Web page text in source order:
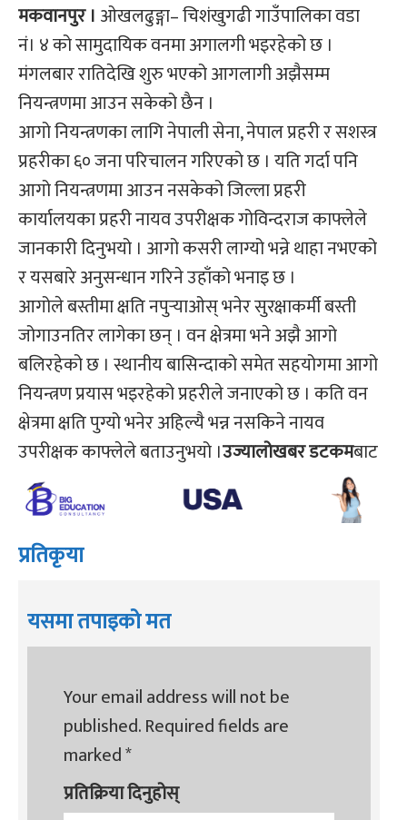
मकवानपुर । ओखलढुङ्गा– चिशंखुगढी गाउँपालिका वडा
नं। ४ को सामुदायिक वनमा अगालगी भइरहेको छ ।
मंगलबार रातिदेखि शुरु भएको आगलागी अझैसम्म
नियन्त्रणमा आउन सकेको छैन ।
आगो नियन्त्रणका लागि नेपाली सेना, नेपाल प्रहरी र सशस्त्र
प्रहरीका ६० जना परिचालन गरिएको छ । यति गर्दा पनि
आगो नियन्त्रणमा आउन नसकेको जिल्ला प्रहरी
कार्यालयका प्रहरी नायव उपरीक्षक गोविन्दराज काफ्लेले
जानकारी दिनुभयो । आगो कसरी लाग्यो भन्ने थाहा नभएको
र यसबारे अनुसन्धान गरिने उहाँको भनाइ छ ।
आगोले बस्तीमा क्षति नपुर्‍याओस् भनेर सुरक्षाकर्मी बस्ती
जोगाउनतिर लागेका छन् । वन क्षेत्रमा भने अझै आगो
बलिरहेको छ । स्थानीय बासिन्दाको समेत सहयोगमा आगो
नियन्त्रण प्रयास भइरहेको प्रहरीले जनाएको छ । कति वन
क्षेत्रमा क्षति पुग्यो भनेर अहिल्यै भन्न नसकिने नायव
उपरीक्षक काफ्लेले बताउनुभयो ।उज्यालोखबर डटकमबाट
प्रतिकृया
यसमा तपाइको मत
Your email address will not be
published.Required fields are
marked*
प्रतिक्रिया दिनुहोस्